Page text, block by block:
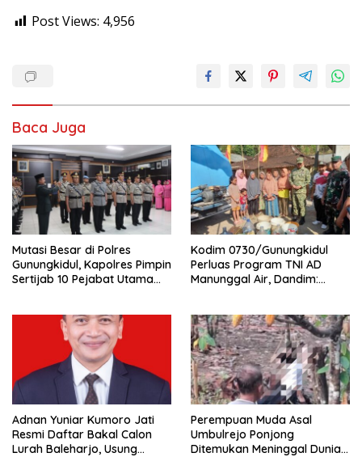
Post Views: 4,956
Baca Juga
Mutasi Besar di Polres
Gunungkidul, Kapolres Pimpin
Sertijab 10 Pejabat Utama
Kodim 0730/Gunungkidul
Perluas Program TNI AD
Manunggal Air, Dandim:
Adnan Yuniar Kumoro Jati
Resmi Daftar Bakal Calon
Lurah Baleharjo, Usung
Perempuan Muda Asal
Umbulrejo Ponjong
Ditemukan Meninggal Dunia